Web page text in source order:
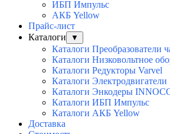
ИБП Импульс
АКБ Yellow
Прайс-лист
Каталоги
▼
Каталоги Преобразователи
Каталоги Низковольтное
Каталоги Редукторы Varvel
Каталоги
Каталоги Энкодеры
Каталоги ИБП Импульс
Каталоги АКБ Yellow
Доставка